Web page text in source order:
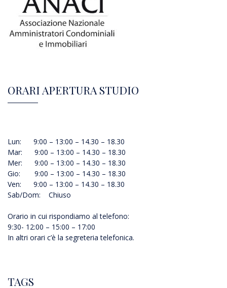
ORARI APERTURA STUDIO
Lun: 9:00 – 13:00 – 14.30 – 18.30
Mar: 9:00 – 13:00 – 14.30 – 18.30
Mer: 9:00 – 13:00 – 14.30 – 18.30
Gio: 9:00 – 13:00 – 14.30 – 18.30
Ven: 9:00 – 13:00 – 14.30 – 18.30
Sab/Dom: Chiuso
Orario in cui rispondiamo al telefono:
9:30- 12:00 – 15:00 – 17:00
In altri orari c’è la segreteria telefonica.
TAGS